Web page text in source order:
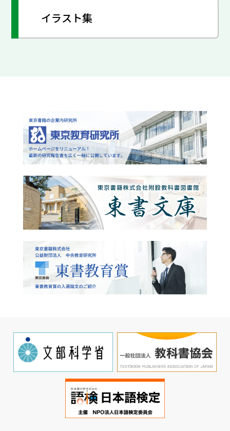
イラスト集